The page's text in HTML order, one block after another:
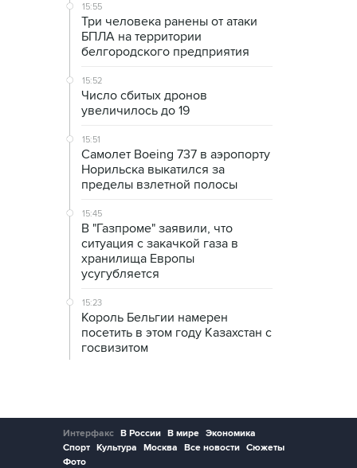
15:55
Три человека ранены от атаки
БПЛА на территории
белгородского предприятия
15:52
Число сбитых дронов
увеличилось до 19
15:51
Самолет Boeing 737 в аэропорту
Норильска выкатился за
пределы взлетной полосы
15:45
В "Газпроме" заявили, что
ситуация с закачкой газа в
хранилища Европы
усугубляется
15:23
Король Бельгии намерен
посетить в этом году Казахстан с
госвизитом
Интерфакс В России В мире Экономика
Спорт Культура Москва Все новости Сюжеты
Фото